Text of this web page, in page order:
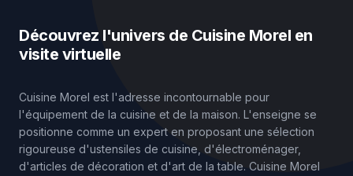
Découvrez l'univers de Cuisine Morel en
visite virtuelle
Cuisine Morel est l'adresse incontournable pour
l'équipement de la cuisine et de la maison. L'enseigne se
positionne comme un expert en proposant une sélection
rigoureuse d'ustensiles de cuisine, d'électroménager,
d'articles de décoration et d'art de la table. Cuisine Morel